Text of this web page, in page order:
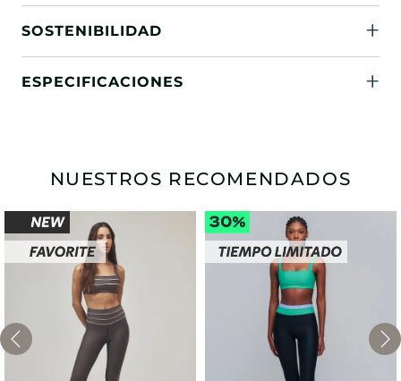
SOSTENIBILIDAD
ESPECIFICACIONES
NUESTROS RECOMENDADOS